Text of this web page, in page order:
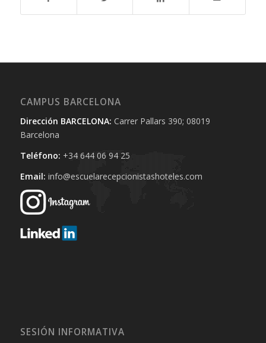
CAMPUS BARCELONA
Dirección BARCELONA: Carrer Pallars 390; 08019
Barcelona
Teléfono: +34 644 06 94 25‬
Email: info@escuelarecepcionistashoteles.com
SESIÓN INFORMATIVA